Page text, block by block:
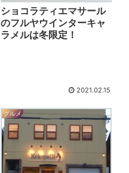
ショコラティエマサール
のフルヤウインターキャ
ラメルは冬限定！
2021.02.15
グルメ